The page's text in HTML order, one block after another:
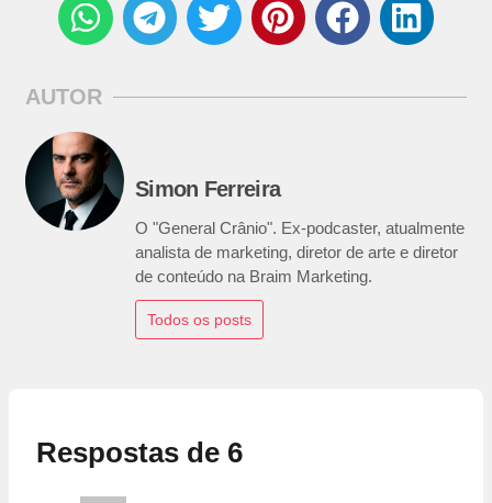
AUTOR
Simon Ferreira
O "General Crânio". Ex-podcaster, atualmente
analista de marketing, diretor de arte e diretor
de conteúdo na Braim Marketing.
Todos os posts
Respostas de 6